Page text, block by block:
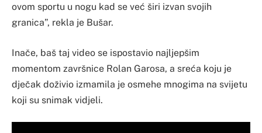
ovom sportu u nogu kad se već širi izvan svojih
granica”, rekla je Bušar.
Inače, baš taj video se ispostavio najljepšim
momentom završnice Rolan Garosa, a sreća koju je
dječak doživio izmamila je osmehe mnogima na svijetu
koji su snimak vidjeli.